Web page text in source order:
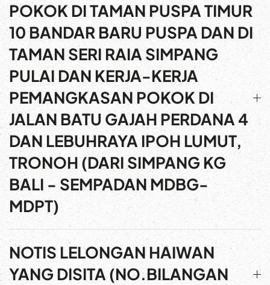
POKOK DI TAMAN PUSPA TIMUR
10 BANDAR BARU PUSPA DAN DI
TAMAN SERI RAIA SIMPANG
PULAI DAN KERJA-KERJA
PEMANGKASAN POKOK DI
JALAN BATU GAJAH PERDANA 4
DAN LEBUHRAYA IPOH LUMUT,
TRONOH (DARI SIMPANG KG
BALI - SEMPADAN MDBG-
MDPT)
NOTIS LELONGAN HAIWAN
YANG DISITA (NO.BILANGAN